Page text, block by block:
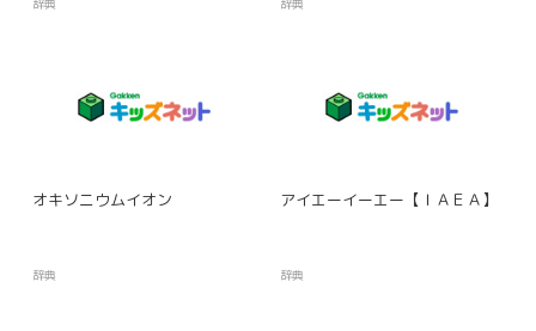
オキソニウムイオン
辞典
アイエーイーエー【ＩＡＥＡ】
辞典